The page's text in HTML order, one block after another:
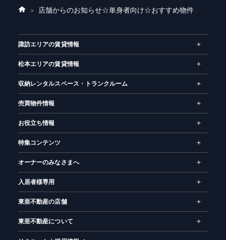
ホ
店舗からのお知らせ☆単身者向け☆おすすめ物件
諏訪エリアの賃貸情報
松本エリアの賃貸情報
収納レンタルスペース・トランクルーム
売買物件情報
お役立ち情報
特集コンテンツ
オーナーのみなさまへ
入居者様専用
東亜不動産の店舗
東亜不動産について